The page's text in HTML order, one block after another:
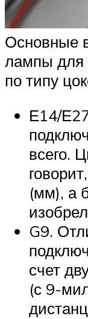
Основные
лампы для
по типу
Е14/
всего.
(мм), а
G9.
счет
(с 9-